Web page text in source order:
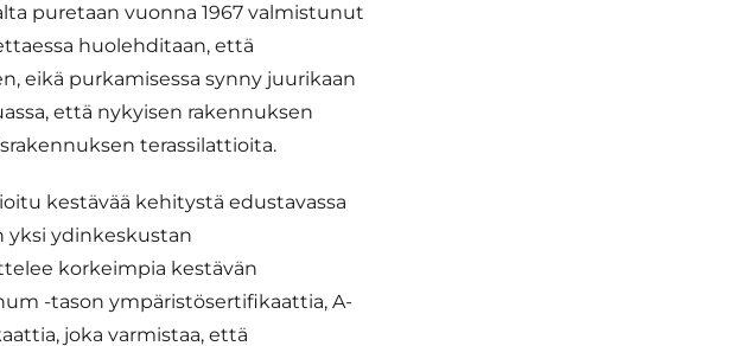
puretaan vuonna 1967 valmistunut
huolehditaan, että
eikä purkamisessa synny juurikaan
että nykyisen rakennuksen
terassilattioita.
kestävää kehitystä edustavassa
yksi ydinkeskustan
korkeimpia kestävän
-tason ympäristösertifikaattia, A-
joka varmistaa, että